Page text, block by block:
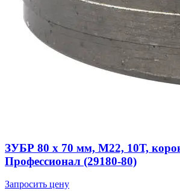
ЗУБР 80 x 70 мм, М22, 10Т,
Профессионал (29180-80)
Запросить цену